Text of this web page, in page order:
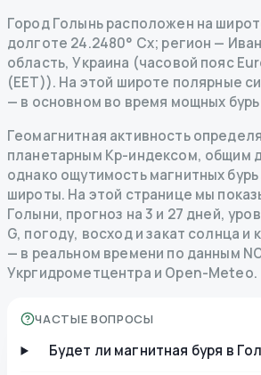
Город Голынь расположен на
долготе 24.2480° Сх; регион —
область, Украина (часовой пояс
(EET)). На этой широте полярные
— в основном во время мощных бурь
Геомагнитная активность
планетарным Kp-индексом, общим
однако ощутимость магнитных бурь
широты. На этой странице мы
Голыни, прогноз на 3 и 27 дней,
G, погоду, восход и закат солнца и
— в реальном времени по данным
Укргидрометцентра и Open-Meteo.
ЧАСТЫЕ ВОПРОСЫ
Будет ли магнитная буря в